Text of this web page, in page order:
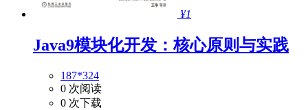
¥1
Java9模块化开发：核心原则与实践
187*324
0 次阅读
0 次下载